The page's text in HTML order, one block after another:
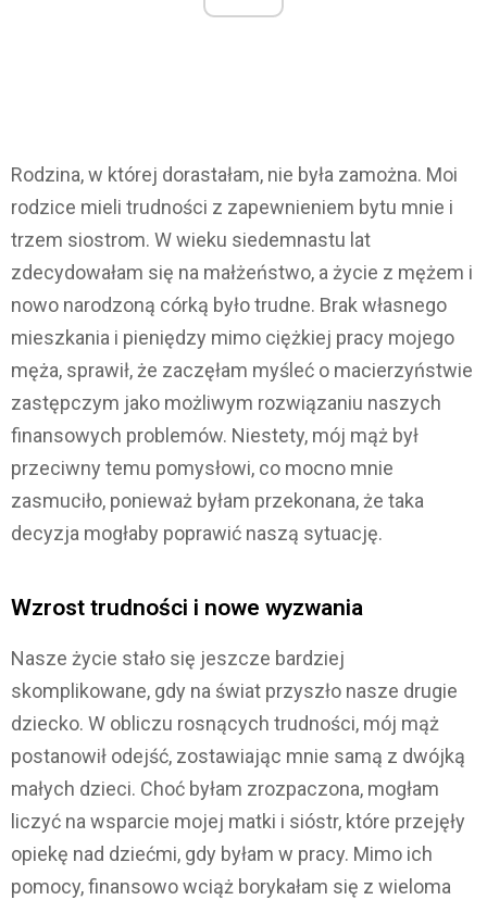
Rodzina, w której dorastałam, nie była zamożna. Moi
rodzice mieli trudności z zapewnieniem bytu mnie i
trzem siostrom. W wieku siedemnastu lat
zdecydowałam się na małżeństwo, a życie z mężem i
nowo narodzoną córką było trudne. Brak własnego
mieszkania i pieniędzy mimo ciężkiej pracy mojego
męża, sprawił, że zaczęłam myśleć o macierzyństwie
zastępczym jako możliwym rozwiązaniu naszych
finansowych problemów. Niestety, mój mąż był
przeciwny temu pomysłowi, co mocno mnie
zasmuciło, ponieważ byłam przekonana, że taka
decyzja mogłaby poprawić naszą sytuację.
Wzrost trudności i nowe wyzwania
Nasze życie stało się jeszcze bardziej
skomplikowane, gdy na świat przyszło nasze drugie
dziecko. W obliczu rosnących trudności, mój mąż
postanowił odejść, zostawiając mnie samą z dwójką
małych dzieci. Choć byłam zrozpaczona, mogłam
liczyć na wsparcie mojej matki i sióstr, które przejęły
opiekę nad dziećmi, gdy byłam w pracy. Mimo ich
pomocy, finansowo wciąż borykałam się z wieloma